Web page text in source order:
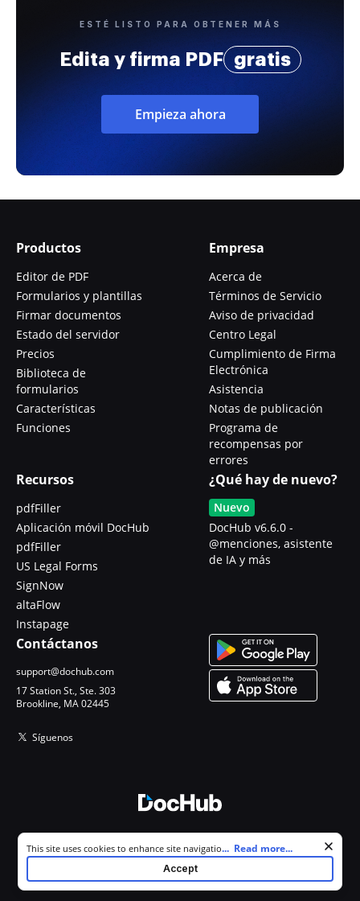
ESTÉ LISTO PARA OBTENER MÁS
Edita y firma PDF gratis
Empieza ahora
Productos
Editor de PDF
Formularios y plantillas
Firmar documentos
Estado del servidor
Precios
Biblioteca de
formularios
Características
Funciones
Empresa
Acerca de
Términos de Servicio
Aviso de privacidad
Centro Legal
Cumplimiento de Firma
Electrónica
Asistencia
Notas de publicación
Programa de
recompensas por
errores
Recursos
pdfFiller
Aplicación móvil DocHub
pdfFiller
US Legal Forms
SignNow
altaFlow
Instapage
¿Qué hay de nuevo?
Nuevo
DocHub v6.6.0 -
@menciones, asistente
de IA y más
Contáctanos
support@dochub.com
17 Station St., Ste. 303
Brookline, MA 02445
Síguenos
Todos los derechos reservados.
Cookie consent notice
This site uses cookies to enhance site navigation and personalize
your experience. By using this site you agree to our use of cookies as
described in our
. You can modify your selections by
visiting ourCookie and Advertising Notice.
... Read more...
Accept